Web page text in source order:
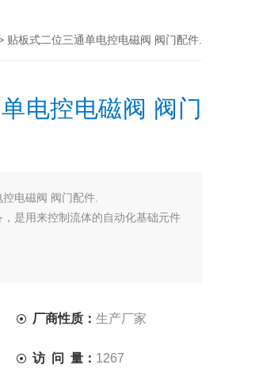
贴板式二位三通单电控电磁阀 阀门配件.
电控电磁阀 阀门
电磁阀 阀门配件.
是用来控制流体的自动化基础元件
厂商性质：生产厂家
访 问 量： 1267